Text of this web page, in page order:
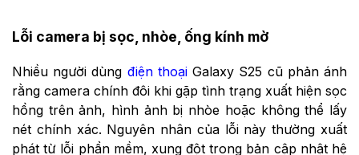
Lỗi camera bị sọc, nhòe, ống kính mờ
Nhiều người dùng điện thoạiGalaxy S25 cũ phản ánh
rằng camera chính đôi khi gặp tình trạng xuất hiện sọc
hồng trên ảnh, hình ảnh bị nhòe hoặc không thể lấy
nét chính xác. Nguyên nhân của lỗi này thường xuất
phát từ lỗi phần mềm, xung đột trong bản cập nhật hệ